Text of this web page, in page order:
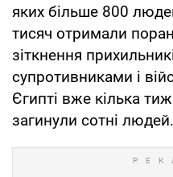
яких більше 800
тисяч отримали
зіткнення
супротивниками і
Єгипті вже кілька
загинули сотні людей.